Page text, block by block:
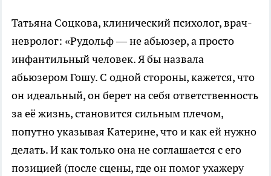
Татьяна Соцкова, клинический психолог, врач-
невролог: «Рудольф — не абьюзер, а просто
инфантильный человек. Я бы назвала
абьюзером Гошу. С одной стороны, кажется, что
он идеальный, он берет на себя ответственность
за её жизнь, становится сильным плечом,
попутно указывая Катерине, что и как ей нужно
делать. И как только она не соглашается с его
позицией (после сцены, где он помог ухажеру